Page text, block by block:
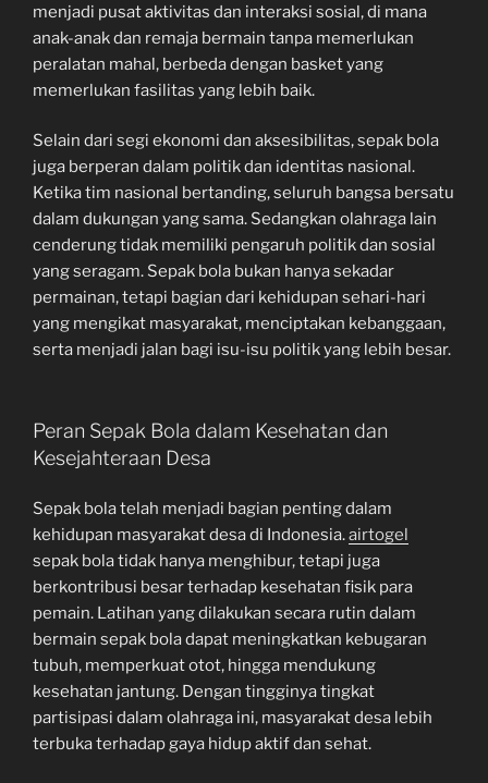
menjadi pusat aktivitas dan interaksi sosial, di mana
anak-anak dan remaja bermain tanpa memerlukan
peralatan mahal, berbeda dengan basket yang
memerlukan fasilitas yang lebih baik.
Selain dari segi ekonomi dan aksesibilitas, sepak bola
juga berperan dalam politik dan identitas nasional.
Ketika tim nasional bertanding, seluruh bangsa bersatu
dalam dukungan yang sama. Sedangkan olahraga lain
cenderung tidak memiliki pengaruh politik dan sosial
yang seragam. Sepak bola bukan hanya sekadar
permainan, tetapi bagian dari kehidupan sehari-hari
yang mengikat masyarakat, menciptakan kebanggaan,
serta menjadi jalan bagi isu-isu politik yang lebih besar.
Peran Sepak Bola dalam Kesehatan dan
Kesejahteraan Desa
Sepak bola telah menjadi bagian penting dalam
kehidupan masyarakat desa di Indonesia.airtogel
sepak bola tidak hanya menghibur, tetapi juga
berkontribusi besar terhadap kesehatan fisik para
pemain. Latihan yang dilakukan secara rutin dalam
bermain sepak bola dapat meningkatkan kebugaran
tubuh, memperkuat otot, hingga mendukung
kesehatan jantung. Dengan tingginya tingkat
partisipasi dalam olahraga ini, masyarakat desa lebih
terbuka terhadap gaya hidup aktif dan sehat.